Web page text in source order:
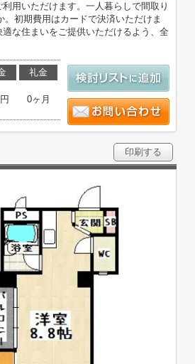
用いただけます。一人暮らしで間取り
初期費用はカードで決済いただけま
な住まいをご提供いただけるよう、全
礼金
0ヶ月
印刷する